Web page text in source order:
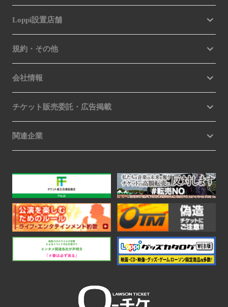
Loppi設置店舗
規約・その他
会社情報
チケット販売委託・広告掲載
関連企業